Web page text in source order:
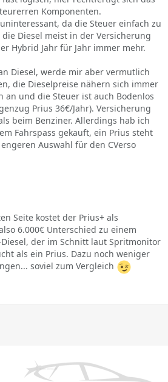
Komponenten.
da die Steuer einfach zu
Diesel meist in der Versicherung
Hybrid Jahr für Jahr immer mehr.
Diesel, werde mir aber vermutlich
die Dieselpreise nähern sich immer
an und die Steuer ist auch Bodenlos
Prius 36€/Jahr). Versicherung
beim Benziner. Allerdings hab ich
Fahrspass gekauft, ein Prius steht
Auswahl für den CVerso
Seite kostet der Prius+ als
6.000€ Unterschied zu einem
der im Schnitt laut Spritmonitor
als ein Prius. Dazu noch weniger
soviel zum Vergleich